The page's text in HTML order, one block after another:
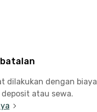
dilakukan dengan biaya
atau sewa.